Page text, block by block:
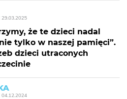
29.03.2025
że te dzieci nadal
tylko w naszej pamięci”.
dzieci utraconych
04.12.2024